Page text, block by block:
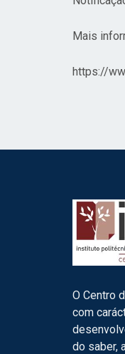
Mais
https://
O Centro
com
do saber,